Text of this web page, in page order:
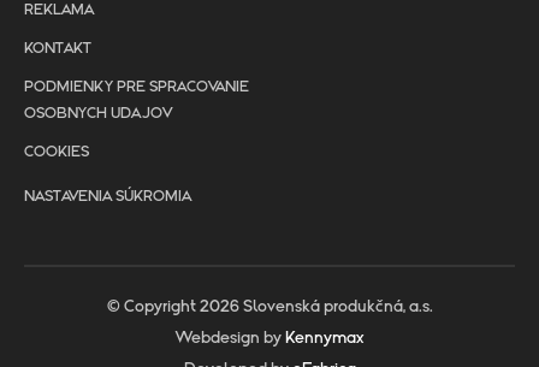
REKLAMA
KONTAKT
PODMIENKY PRE SPRACOVANIE
OSOBNYCH UDAJOV
COOKIES
NASTAVENIA SÚKROMIA
© Copyright 2026 Slovenská produkčná, a.s.
Webdesign by Kennymax